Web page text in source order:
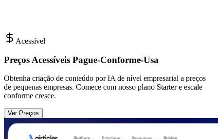
Acessível
Preços Acessíveis Pague-Conforme-Usa
Obtenha criação de conteúdo por IA de nível empresarial a preços
de pequenas empresas. Comece com nosso plano Starter e escale
conforme cresce.
Ver Preços